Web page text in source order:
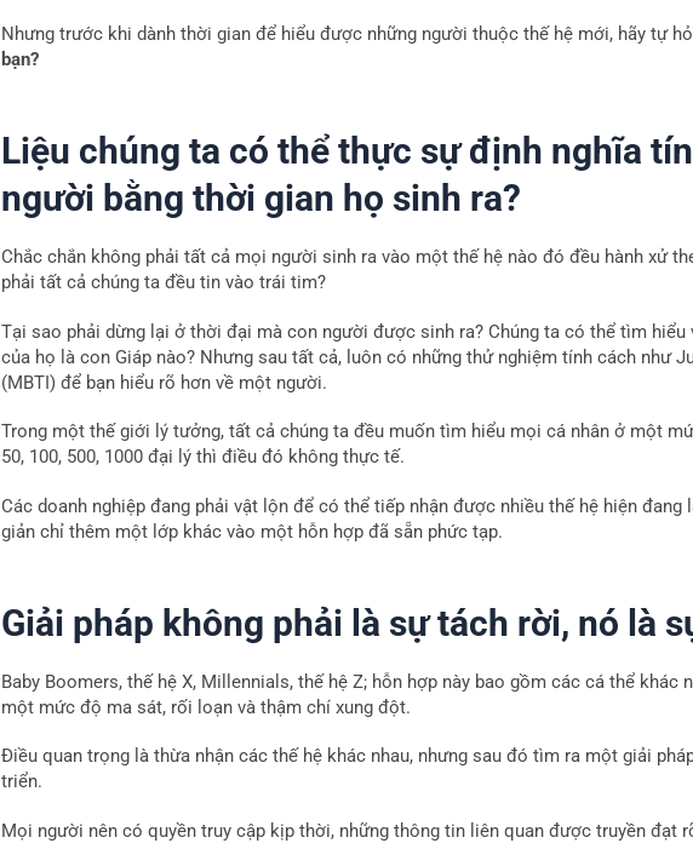
Nhưng trước khi dành thời gian để hiểu được những người thuộc thế hệ mới, hãy tự
bạn?
Liệu chúng ta có thể thực sự định nghĩa
người bằng thời gian họ sinh ra?
Chắc chắn không phải tất cả mọi người sinh ra vào một thế hệ nào đó đều hành xử
phải tất cả chúng ta đều tin vào trái tim?
Tại sao phải dừng lại ở thời đại mà con người được sinh ra? Chúng ta có thể tìm hiểu
của họ là con Giáp nào? Nhưng sau tất cả, luôn có những thử nghiệm tính cách như
(MBTI) để bạn hiểu rõ hơn về một người.
Trong một thế giới lý tưởng, tất cả chúng ta đều muốn tìm hiểu mọi cá nhân ở một
50, 100, 500, 1000 đại lý thì điều đó không thực tế.
Các doanh nghiệp đang phải vật lộn để có thể tiếp nhận được nhiều thế hệ hiện
giản chỉ thêm một lớp khác vào một hỗn hợp đã sẵn phức tạp.
Giải pháp không phải là sự tách rời, nó là
Baby Boomers, thế hệ X, Millennials, thế hệ Z; hỗn hợp này bao gồm các cá thể khác
một mức độ ma sát, rối loạn và thậm chí xung đột.
Điều quan trọng là thừa nhận các thế hệ khác nhau, nhưng sau đó tìm ra một giải
triển.
Mọi người nên có quyền truy cập kịp thời, những thông tin liên quan được truyền đạt